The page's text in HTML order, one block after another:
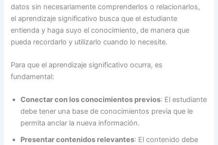
datos sin necesariamente comprenderlos o relacionarlos,
el aprendizaje significativo busca que el estudiante
entienda y haga suyo el conocimiento, de manera que
pueda recordarlo y utilizarlo cuando lo necesite.
Para que el aprendizaje significativo ocurra, es
fundamental:
Conectar con los conocimientos previos: El estudiante
debe tener una base de conocimientos previa que le
permita anclar la nueva información.
Presentar contenidos relevantes: El contenido debe